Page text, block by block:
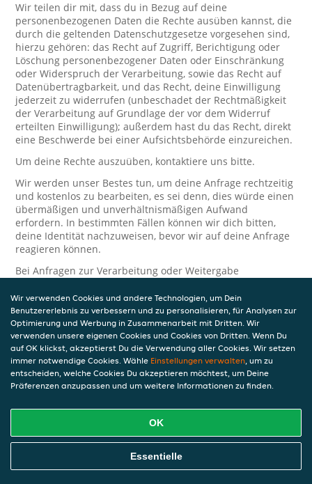
Wir teilen dir mit, dass du in Bezug auf deine
personenbezogenen Daten die Rechte ausüben kannst, die
durch die geltenden Datenschutzgesetze vorgesehen sind,
hierzu gehören: das Recht auf Zugriff, Berichtigung oder
Löschung personenbezogener Daten oder Einschränkung
oder Widerspruch der Verarbeitung, sowie das Recht auf
Datenübertragbarkeit, und das Recht, deine Einwilligung
jederzeit zu widerrufen (unbeschadet der Rechtmäßigkeit
der Verarbeitung auf Grundlage der vor dem Widerruf
erteilten Einwilligung); außerdem hast du das Recht, direkt
eine Beschwerde bei einer Aufsichtsbehörde einzureichen.
Um deine Rechte auszuüben, kontaktiere uns bitte.
Wir werden unser Bestes tun, um deine Anfrage rechtzeitig
und kostenlos zu bearbeiten, es sei denn, dies würde einen
übermäßigen und unverhältnismäßigen Aufwand
erfordern. In bestimmten Fällen können wir dich bitten,
deine Identität nachzuweisen, bevor wir auf deine Anfrage
reagieren können.
Bei Anfragen zur Verarbeitung oder Weitergabe
und/oder JET Pay Card wende dich bitte an die Person, die
dir das JET Pay-Guthaben gewährt (das kann dein
Arbeitgeber, Geschäftspartner usw. sein). Dies ist
erforderlich, da JET und die Person, die dir das Guthaben
gewährt, eine separate Verantwortung für die Verarbeitung
und den Schutz deiner personenbezogenen Daten haben.
Solltest du weitere Fragen oder Beschwerden in Bezug auf
kontaktieren wir dich gerne. Wir würden uns auch über
Tipps oder Vorschläge zur Verbesserung unserer Erklärung
freuen.
Sicherheit
Wir verwenden Cookies und andere Technologien, um Dein
Benutzererlebnis zu verbessern und zu personalisieren, für Analysen zur
Optimierung und Werbung in Zusammenarbeit mit Dritten. Wir
verwenden unsere eigenen Cookies und Cookies von Dritten. Wenn Du
auf OK klickst, akzeptierst Du die Verwendung aller Cookies. Wir setzen
immer notwendige Cookies. Wähle Einstellungen verwalten, um zu
entscheiden, welche Cookies Du akzeptieren möchtest, um Deine
Präferenzen anzupassen und um weitere Informationen zu finden.
OK
Essentielle